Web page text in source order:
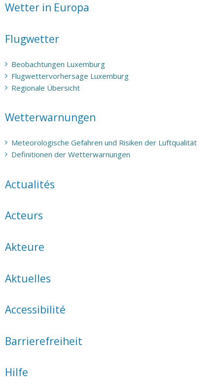
Wetter in Europa
Flugwetter
Beobachtungen Luxemburg
Flugwettervorhersage Luxemburg
Regionale Übersicht
Wetterwarnungen
Meteorologische Gefahren und Risiken der Luftqualität
Definitionen der Wetterwarnungen
Actualités
Acteurs
Akteure
Aktuelles
Accessibilité
Barrierefreiheit
Hilfe